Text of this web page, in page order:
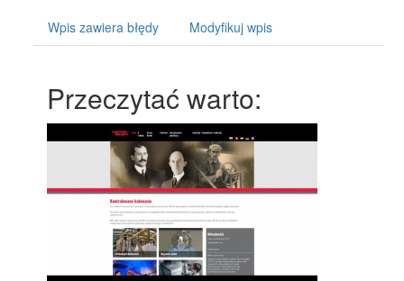
Wpis zawiera błędy Modyfikuj wpis
Przeczytać warto: